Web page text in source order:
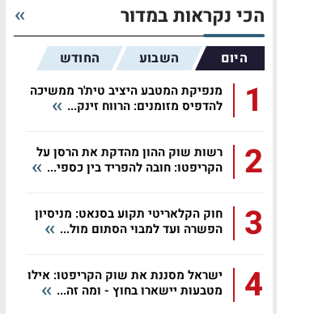
הכי נקראות במדור
היום השבוע החודש
1
מנפיקת המטבע היציב טית'ר ממשיכה
להדפיס מזומנים: הרווח זינק...
2
רשות שוק ההון מהדקת את הרסן על
הקריפטו: חובה להפריד בין כספי...
3
חוק הקלאריטי תקוע בסנאט: מניסיון
הפשרה ועד למבוי הסתום מול...
4
ישראל מסננת את שוק הקריפטו: אילו
מטבעות יישארו בחוץ - ומה זה...